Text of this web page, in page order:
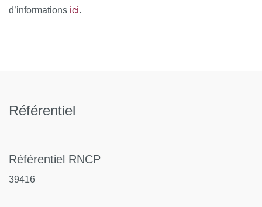
d’informations ici.
Référentiel
Référentiel RNCP
39416